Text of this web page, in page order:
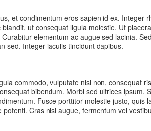
et condimentum eros sapien id ex. Integer
ut consequat ligula molestie. Ut
elementum ac augue sed lacinia.
sed. Integer iaculis tincidunt dapibus.
commodo, vulputate nisi non, consequat
bibendum. Morbi sed ultrices ipsum.
Fusce porttitor molestie justo, quis
Cras nisi augue, fermentum vel